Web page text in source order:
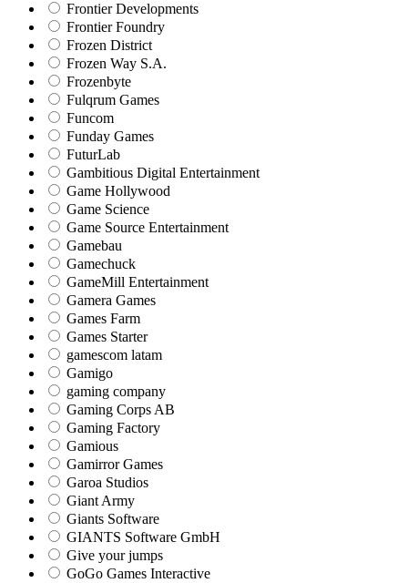
Frontier Developments
Frontier Foundry
Frozen District
Frozen Way S.A.
Frozenbyte
Fulqrum Games
Funcom
Funday Games
FuturLab
Gambitious Digital Entertainment
Game Hollywood
Game Science
Game Source Entertainment
Gamebau
Gamechuck
GameMill Entertainment
Gamera Games
Games Farm
Games Starter
gamescom latam
Gamigo
gaming company
Gaming Corps AB
Gaming Factory
Gamious
Gamirror Games
Garoa Studios
Giant Army
Giants Software
GIANTS Software GmbH
Give your jumps
GoGo Games Interactive